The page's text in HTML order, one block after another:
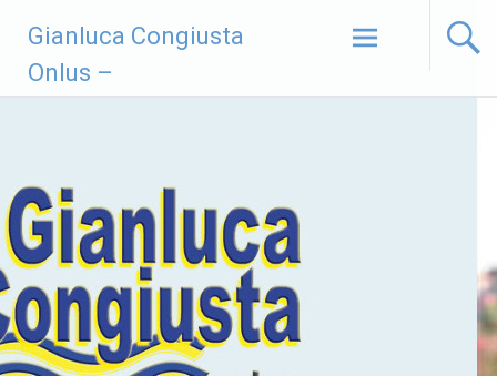
contenuto
Gianluca Congiusta
Onlus –